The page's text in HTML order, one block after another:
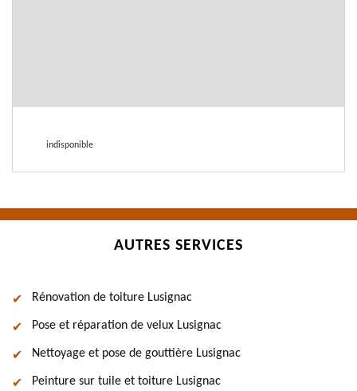
indisponible
AUTRES SERVICES
Rénovation de toiture Lusignac
Pose et réparation de velux Lusignac
Nettoyage et pose de gouttière Lusignac
Peinture sur tuile et toiture Lusignac